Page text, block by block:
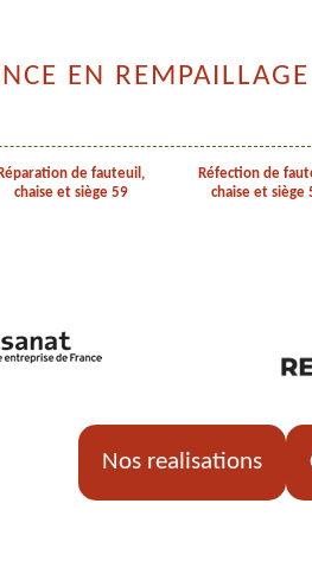
EN REMPAILLAGE
Réparation de fauteuil,
chaise et siège 59
Réfection de
chaise et siège
Nos realisations